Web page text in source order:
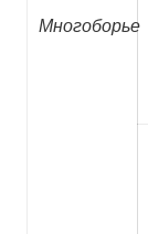
Многоборье